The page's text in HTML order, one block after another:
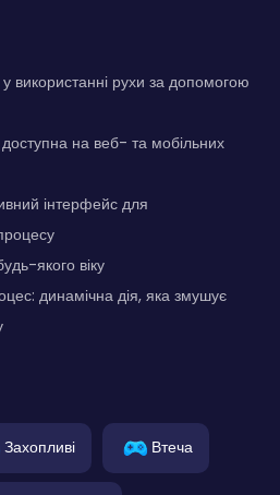
у використанні рухи за допомогою
на веб- та мобільних
інтерфейс для
якого віку
динамічна дія, яка змушує
Захопливі Втеча